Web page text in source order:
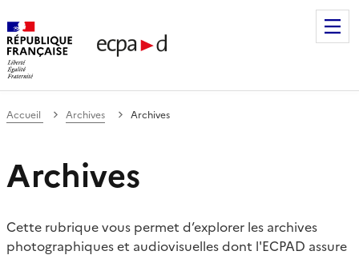
de communication et de production
Accueil Archives Archives
Archives
Cette rubrique vous permet d’explorer les archives
photographiques et audiovisuelles dont l'ECPAD assure